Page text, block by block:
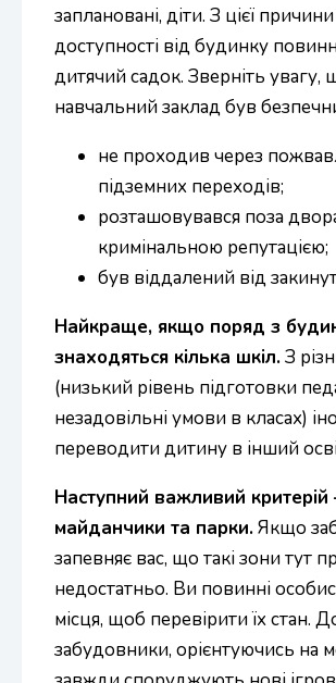
заплановані, діти. З цієї
доступності від будинку
дитячий садок. Зверніть
навчальний заклад був
не проходив через
підземних переходів;
розташовувався поза
кримінальною репутацією;
був віддалений від
Найкраще, якщо поряд з
знаходяться кілька шкіл.З
(низький рівень підготовки
незадовільні умови в класах)
переводити дитину в інший
Наступний важливий критерій
майданчики та парки.Якщо
запевняє вас, що такі зони тут
недостатньо. Ви повинні
місця, щоб перевірити їх стан.
забудовники, орієнтуючись на